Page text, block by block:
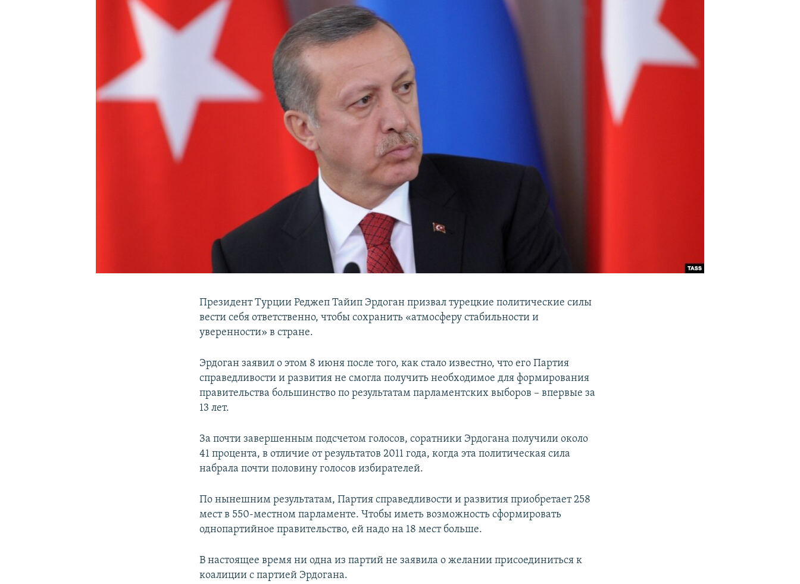
УКРАИНСКАЯ ПРОБЛЕМА КРЫМА
Президент Турции Реджеп Тайип Эрдоган призвал турецкие политические силы
вести себя ответственно, чтобы сохранить «атмосферу стабильности и
уверенности» в стране.
Эрдоган заявил о этом 8 июня после того, как стало известно, что его Партия
справедливости и развития не смогла получить необходимое для формирования
правительства большинство по результатам парламентских выборов – впервые за
13 лет.
За почти завершенным подсчетом голосов, соратники Эрдогана получили около
41 процента, в отличие от результатов 2011 года, когда эта политическая сила
набрала почти половину голосов избирателей.
По нынешним результатам, Партия справедливости и развития приобретает 258
мест в 550-местном парламенте. Чтобы иметь возможность сформировать
однопартийное правительство, ей надо на 18 мест больше.
В настоящее время ни одна из партий не заявила о желании присоединиться к
коалиции с партией Эрдогана.